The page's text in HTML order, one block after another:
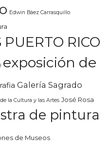
Edwin Báez Carrasquillo
PUERTO RICO
exposición de
Galería Sagrado
la Cultura y las Artes José Rosa
de pintura
de Museos